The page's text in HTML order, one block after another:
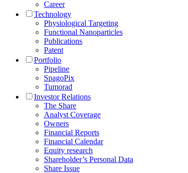
Career
Technology
Physiological Targeting
Functional Nanoparticles
Publications
Patent
Portfolio
Pipeline
SpagoPix
Tumorad
Investor Relations
The Share
Analyst Coverage
Owners
Financial Reports
Financial Calendar
Equity research
Shareholder’s Personal Data
Share Issue